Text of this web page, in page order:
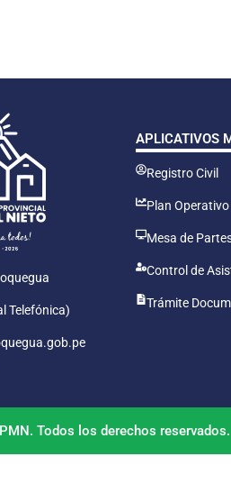
Telefónica)
APLICATIVOS
Registro Civil
Plan
Mesa de
Control de
Trámite
Todos los derechos reservados.